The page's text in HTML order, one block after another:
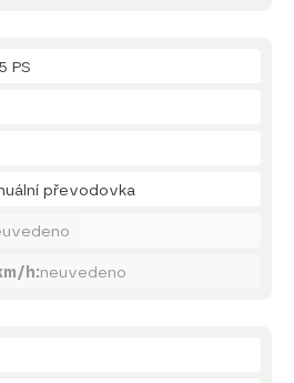
PS
převodovka
h:neuvedeno